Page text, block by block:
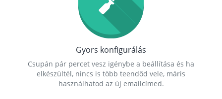
Gyors konfigurálás
Csupán pár percet vesz igénybe a beállítása és ha
elkészültél, nincs is több teendőd vele, máris
használhatod az új emailcímed.